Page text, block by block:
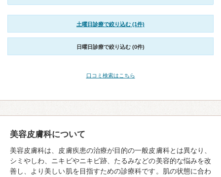
土曜日診療で絞り込む (1件)
日曜日診療で絞り込む (0件)
口コミ検索はこちら
美容皮膚科について
美容皮膚科は、皮膚疾患の治療が目的の一般皮膚科とは異なり、
シミやしわ、ニキビやニキビ跡、たるみなどの美容的な悩みを改
善し、より美しい肌を目指すための診療科です。肌の状態に合わ